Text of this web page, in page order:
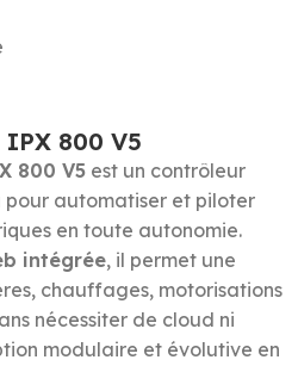
IPX 800 V5
800 V5 est un contrôleur
automatiser et piloter
en toute autonomie.
intégrée, il permet une
chauffages, motorisations
nécessiter de cloud ni
modulaire et évolutive en